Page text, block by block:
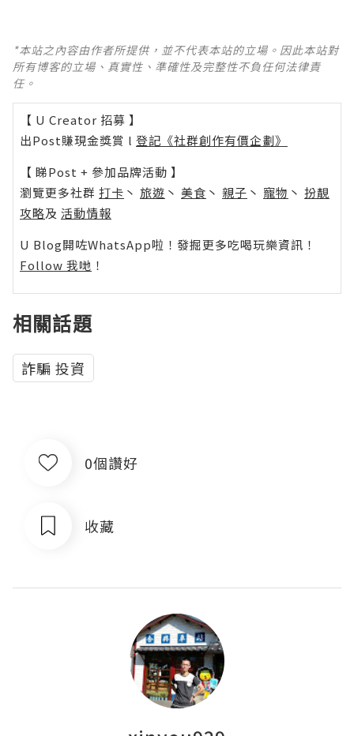
*本站之內容由作者所提供，並不代表本站的立場。因此本站對
所有博客的立場、真實性、準確性及完整性不負任何法律責
任。
【 U Creator 招募 】
出Post賺現金獎賞 l 登記《社群創作有價企劃》
【 睇Post + 參加品牌活動 】
瀏覽更多社群 打卡 丶 旅遊 丶 美食 丶 親子 丶 寵物 丶 扮靚
攻略及 活動情報
U Blog開咗WhatsApp啦！發掘更多吃喝玩樂資訊！
Follow 我哋 ！
相關話題
詐騙 投資
0個讚好
收藏